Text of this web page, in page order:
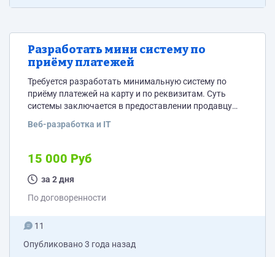
Разработать мини систему по
приёму платежей
Требуется разработать минимальную систему по
приёму платежей на карту и по реквизитам. Суть
системы заключается в предоставлении продавцу
используя API запрос. В ответ на запрос мы
своему покупателю. Покупатель в свою очередь
переходит по ссылке и видит реквизиты для оплаты.
После перехода покупателя по ссылки мы создаём
совершает оплату и...
Веб-разработка и IT
15 000 Руб
за 2 дня
По договоренности
11
Опубликовано3 года назад